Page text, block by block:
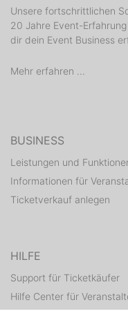
Unsere fortschrittlichen
20 Jahre Event-
dir dein Event Business
Mehr erfahren ...
BUSINESS
Leistungen und
Informationen für
Ticketverkauf anlegen
HILFE
Support für Ticketkäufer
Hilfe Center für